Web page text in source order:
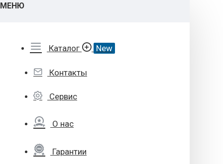
МЕНЮ
Каталог New
Контакты
Сервис
О нас
Гарантии